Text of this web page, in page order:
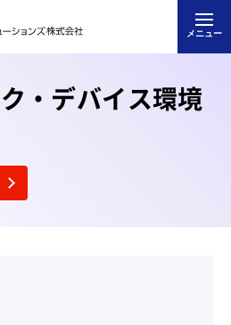
メニュー
・デバイス環境